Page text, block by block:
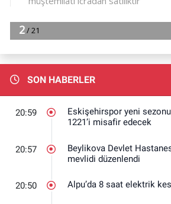
SON HABERLER
20:59
Eskişehirspor yeni
1221’i misafir edecek
20:57
Beylikova Devlet
mevlidi düzenlendi
20:50 Alpu’da 8 saat elektrik